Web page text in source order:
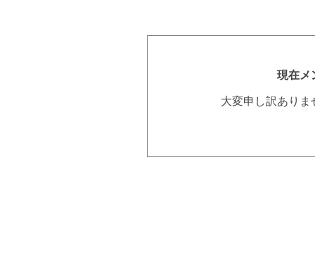
現在メ
大変申し訳あり